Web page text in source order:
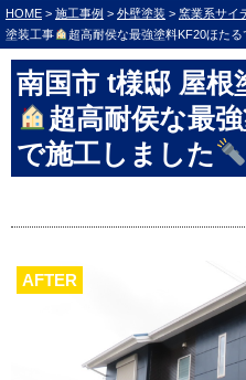
HOME > 施工事例 > 外壁塗装 > 窯業系サイ
塗装工事
超高耐侯な最強塗料KF20ほたる
南国市 t様邸 屋根
超高耐侯な最
で施工しました
AFTER